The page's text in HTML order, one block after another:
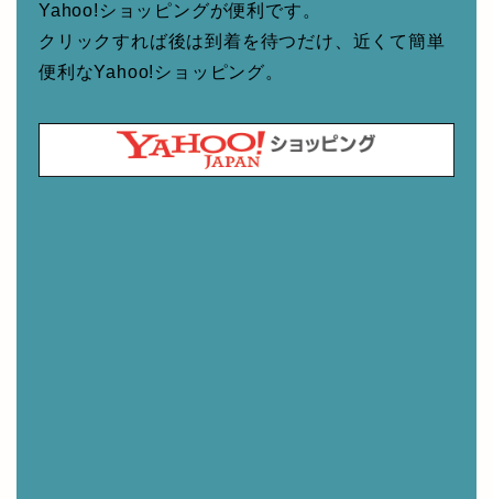
Yahoo!ショッピングが便利です。
クリックすれば後は到着を待つだけ、近くて簡単
便利なYahoo!ショッピング。